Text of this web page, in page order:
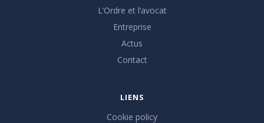
L’Ordre et l’avocat
Entreprise
Actus
Contact
LIENS
Cookie policy